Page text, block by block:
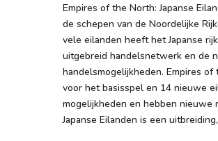
Empires of the North: Japanse
de schepen van de Noordelijke
vele eilanden heeft het Japanse
uitgebreid handelsnetwerk en de
handelsmogelijkheden. Empires
voor het basisspel en 14 nieuwe
mogelijkheden en hebben nieuwe
Japanse Eilanden is een